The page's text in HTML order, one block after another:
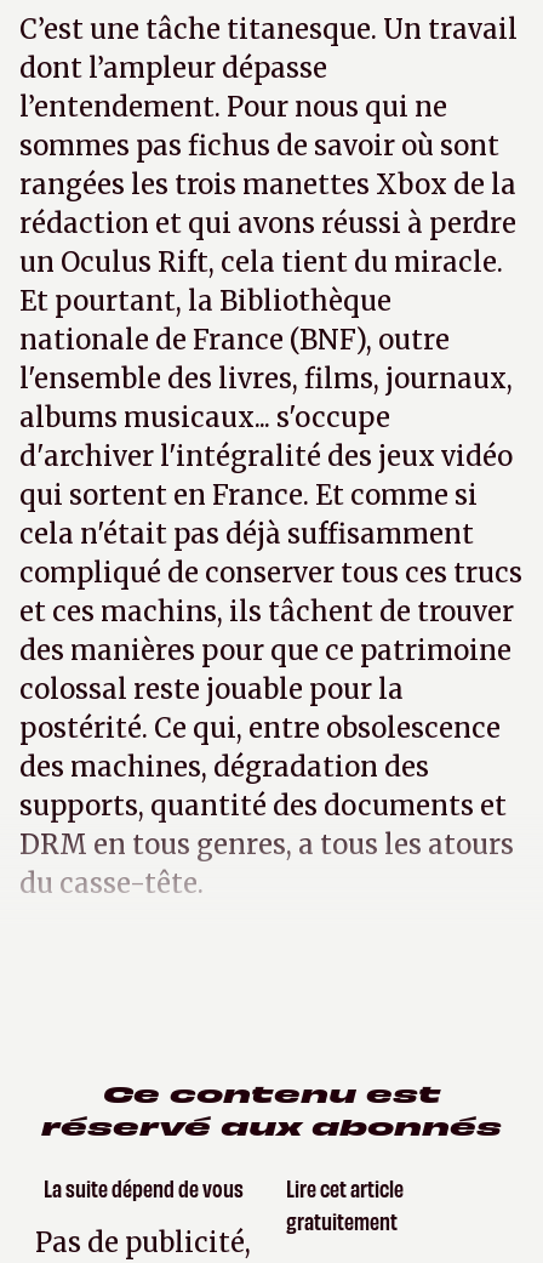
C’est une tâche titanesque. Un travail
dont l’ampleur dépasse
l’entendement. Pour nous qui ne
sommes pas fichus de savoir où sont
rangées les trois manettes Xbox de la
rédaction et qui avons réussi à perdre
un Oculus Rift, cela tient du miracle.
Et pourtant, la Bibliothèque
nationale de France (BNF), outre
l'ensemble des livres, films, journaux,
albums musicaux... s'occupe
d'archiver l'intégralité des jeux vidéo
qui sortent en France. Et comme si
cela n'était pas déjà suffisamment
compliqué de conserver tous ces trucs
et ces machins, ils tâchent de trouver
des manières pour que ce patrimoine
colossal reste jouable pour la
postérité. Ce qui, entre obsolescence
des machines, dégradation des
supports, quantité des documents et
DRM en tous genres, a tous les atours
du casse-tête.
Ce contenu est
réservé aux abonnés
La suite dépend de vous
Pas de publicité,
Lire cet article
gratuitement